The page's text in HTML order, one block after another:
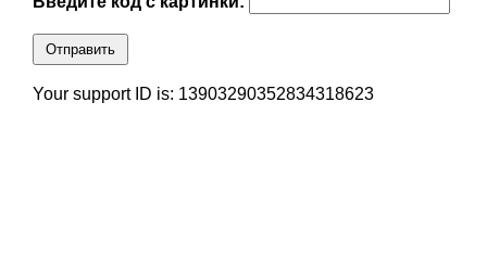
Отправить
Your support ID is: 13903290352834318623